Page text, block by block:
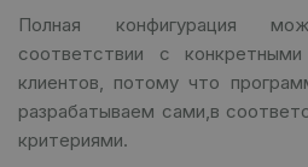
Полная конфигурация
соответствии с
клиентов, потому что
разрабатываем сами,в
критериями.